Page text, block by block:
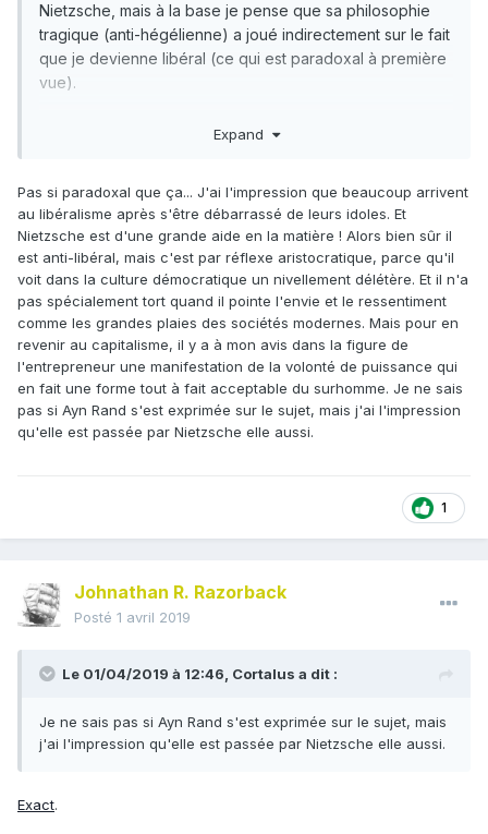
Nietzsche, mais à la base je pense que sa philosophie
tragique (anti-hégélienne) a joué indirectement sur le fait
que je devienne libéral (ce qui est paradoxal à première
vue).
Expand
Pas si paradoxal que ça... J'ai l'impression que beaucoup arrivent
au libéralisme après s'être débarrassé de leurs idoles. Et
Nietzsche est d'une grande aide en la matière ! Alors bien sûr il
est anti-libéral, mais c'est par réflexe aristocratique, parce qu'il
voit dans la culture démocratique un nivellement délétère. Et il n'a
pas spécialement tort quand il pointe l'envie et le ressentiment
comme les grandes plaies des sociétés modernes. Mais pour en
revenir au capitalisme, il y a à mon avis dans la figure de
l'entrepreneur une manifestation de la volonté de puissance qui
en fait une forme tout à fait acceptable du surhomme. Je ne sais
pas si Ayn Rand s'est exprimée sur le sujet, mais j'ai l'impression
qu'elle est passée par Nietzsche elle aussi.
1
Johnathan R. Razorback
Posté 1 avril 2019
Le 01/04/2019 à 12:46, Cortalus a dit :
Je ne sais pas si Ayn Rand s'est exprimée sur le sujet, mais
j'ai l'impression qu'elle est passée par Nietzsche elle aussi.
Exact.